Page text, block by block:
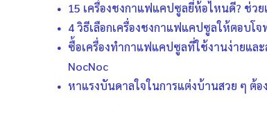
15 เครื่องชงกาแฟแคปซูลยี่ห้อไหนดี? ช่ว
4 วิธีเลือกเครื่องชงกาแฟแคปซูลให้ตอบโจ
ซื้อเครื่องทำกาแฟแคปซูลที่ใช้งานง่ายแล
NocNoc
หาแรงบันดาลใจในการแต่งบ้านสวย ๆ ต้อ